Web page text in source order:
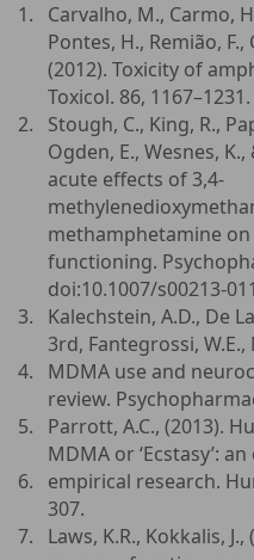
Carvalho, M., Carmo,
Pontes, H., Remião, F.,
(2012). Toxicity of
Toxicol. 86, 1167–1231.
Stough, C., King, R.,
Ogden, E., Wesnes,
acute effects of 3,4-
methamphetamine
functioning.
doi:10.1007/s00213-
Kalechstein, A.D., De
3rd, Fantegrossi, W.E.,
MDMA use and
review.
Parrott, A.C., (2013).
MDMA or ‘Ecstasy’:
empirical research.
307.
Laws, K.R., Kokkalis,